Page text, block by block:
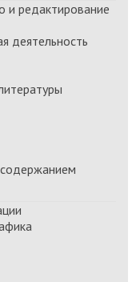
и редактирование
деятельность